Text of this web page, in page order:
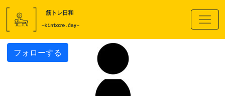
フォローする